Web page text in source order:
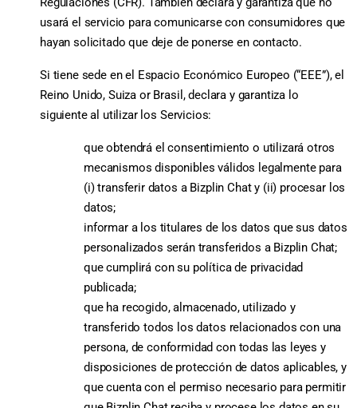
usará el servicio para comunicarse con consumidores que
hayan solicitado que deje de ponerse en contacto.
Si tiene sede en el Espacio Económico Europeo (“EEE”), el
Reino Unido, Suiza or Brasil, declara y garantiza lo
siguiente al utilizar los Servicios:
que obtendrá el consentimiento o utilizará otros
mecanismos disponibles válidos legalmente para
(i) transferir datos a Bizplin Chat y (ii) procesar los
datos;
informar a los titulares de los datos que sus datos
personalizados serán transferidos a Bizplin Chat;
que cumplirá con su política de privacidad
publicada;
que ha recogido, almacenado, utilizado y
transferido todos los datos relacionados con una
persona, de conformidad con todas las leyes y
disposiciones de protección de datos aplicables, y
que cuenta con el permiso necesario para permitir